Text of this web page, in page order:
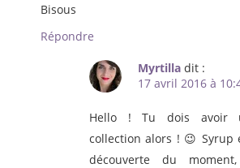
Bisous
Répondre
Myrtilla dit :
17 avril 2016 à
Hello ! Tu dois avoir
collection alors ! 😉 Syrup
découverte du